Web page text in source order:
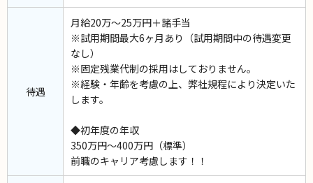
待遇
月給20万～25万円＋諸手当
※試用期間最大6ヶ月あり（試用期間中の待遇変更
なし）
※固定残業代制の採用はしておりません。
※経験・年齢を考慮の上、弊社規程により決定いた
します。
◆初年度の年収
350万円～400万円（標準）
前職のキャリア考慮します！！